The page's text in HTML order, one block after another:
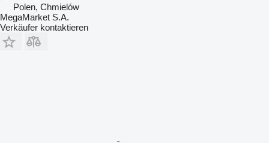
Polen, Chmielów
MegaMarket S.A.
Verkäufer kontaktieren